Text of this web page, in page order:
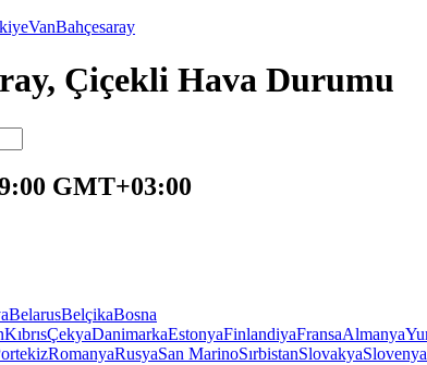
VanBahçesaray
Çiçekli Hava Durumu
GMT+03:00
BelarusBelçikaBosna
KıbrısÇekyaDanimarkaEstonyaFinlandiyaFransaAlmanya
RomanyaRusyaSan MarinoSırbistanSlovakyaSlovenya